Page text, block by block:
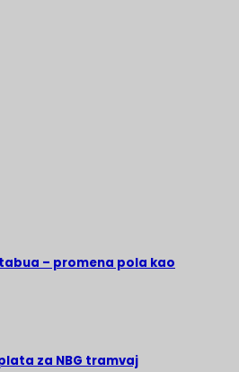
– promena pola kao
za NBG tramvaj